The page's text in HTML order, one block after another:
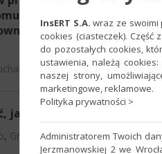
na komputerze
Szef"?
jakie serwery SQL są
, Gratyfikant nexo,InsERT nexo ,
InsERT S.A. wraz ze swoimi
cookies (ciasteczek).
do pozostałych cookies,
ustawienia, należą
naszej strony,
marketingowe, reklamowe.
Polityka prywatności >
Administratorem Twoich
Jerzmanowskiej 2 we